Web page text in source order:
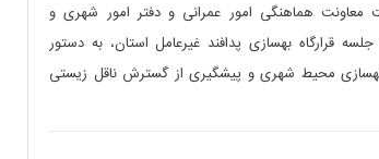
معاونت هماهنگی امور عمرانی و دفتر امور شهری و
قرارگاه بهسازی پدافند غیرعامل استان، به دستور
بهسازی محیط شهری و پیشگیری از گسترش ناقل زیستی